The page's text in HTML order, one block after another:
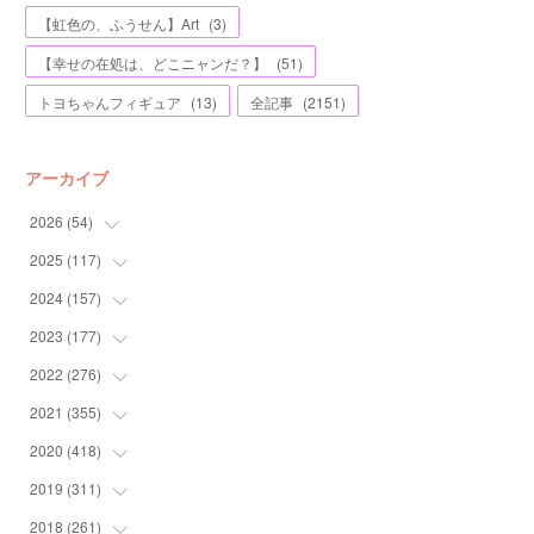
【虹色の、ふうせん】Art (3)
【幸せの在処は、どこニャンだ？】
(51)
トヨちゃんフィギュア (13) 全記事 (2151)
アーカイブ
2026 (54)
(2)
(5)
(7)
(11
(8)
(6)
(8)
( 7)
2025 (117)
(11
(12
(12
(13
(6)
(5)
(3)
2024 (157)
(13
(13
(10
(13
(11
(11
2023 (177)
(20
(10
(11
(13
(15
2022 (276)
(17
(16
(21
(21
2021 (355)
(19
(12
(16
2020 (418)
(44
(59
2019 (311)
(25
2018 (261)